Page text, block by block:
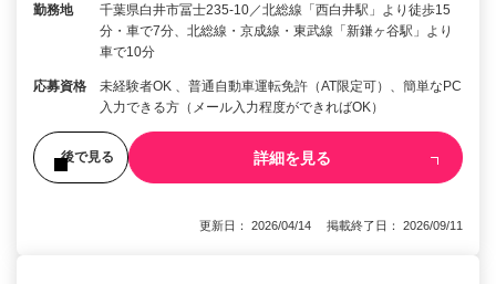
勤務地
千葉県白井市冨士235-10／北総線「西白井駅」より徒歩15
分・車で7分、北総線・京成線・東武線「新鎌ヶ谷駅」より
車で10分
応募資格
未経験者OK 、普通自動車運転免許（AT限定可）、簡単なPC
入力できる方（メール入力程度ができればOK）
後で見る 詳細を見る
更新日： 2026/04/14 掲載終了日： 2026/09/11